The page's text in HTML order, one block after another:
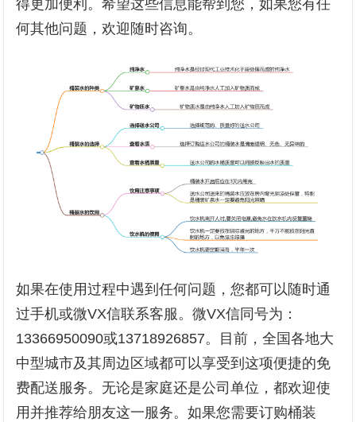
得更加便利。希望这些信息能帮到您，如果您有任
何其他问题，欢迎随时咨询。
如果在使用过程中遇到任何问题，您都可以随时通
过手机或微VX信联系客服。微VX信同号为：
13366950090或13718926857。目前，全国各地大
中型城市及其周边区域都可以享受到这项便捷的免
费配送服务。无论是家庭还是公司单位，都欢迎使
用并推荐给朋友这一服务。如果您需要订购桶装